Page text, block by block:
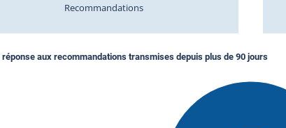
Recommandations
réponse aux recommandations transmises depuis plus de 90 jours